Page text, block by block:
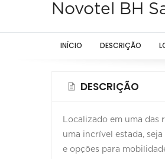
Novotel BH
INÍCIO DESCRIÇÃO
DESCRIÇÃO
Localizado em uma das
uma incrível estada,
e opções para